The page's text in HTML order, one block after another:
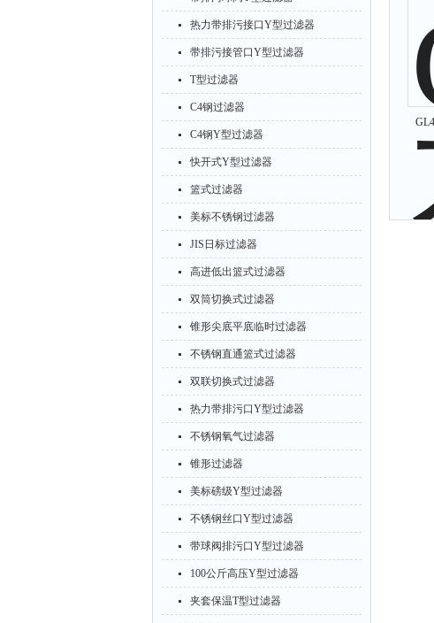
热力带排污接口Y型过滤器
带排污接管口Y型过滤器
T型过滤器
C4钢过滤器
C4钢Y型过滤器
快开式Y型过滤器
篮式过滤器
美标不锈钢过滤器
JIS日标过滤器
高进低出篮式过滤器
双筒切换式过滤器
锥形尖底平底临时过滤器
不锈钢直通篮式过滤器
双联切换式过滤器
热力带排污口Y型过滤器
不锈钢氧气过滤器
锥形过滤器
美标磅级Y型过滤器
不锈钢丝口Y型过滤器
带球阀排污口Y型过滤器
100公斤高压Y型过滤器
夹套保温T型过滤器